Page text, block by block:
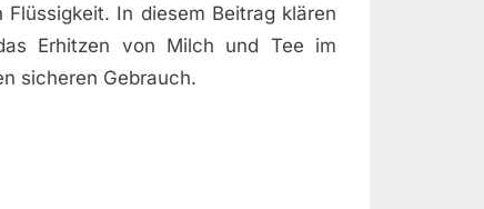
In diesem Beitrag klären
Erhitzen von Milch und Tee im
sicheren Gebrauch.